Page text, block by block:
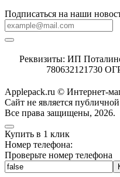
Подписаться на наши
Реквизиты: ИП
780632121730
Applepack.ru © Интернет-
Cайт не является
Все права защищены, 2026.
Купить в 1 клик
Номер телефона:
Проверьте номер телефона